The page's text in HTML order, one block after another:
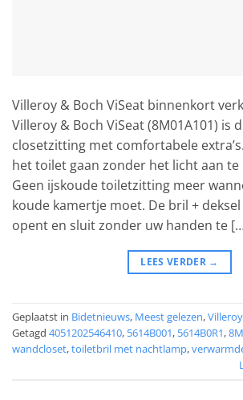
Villeroy & Boch ViSeat binnenkort
Villeroy & Boch ViSeat (8M01A101) is
closetzitting met comfortabele
het toilet gaan zonder het licht aan te
Geen ijskoude toiletzitting meer
koude kamertje moet. De bril +
opent en sluit zonder uw handen te
LEES VERDER →
Geplaatst in Bidetnieuws, Meest gelezen,
Getagd 4051202546410, 5614B001, 5614B0R1,
wandcloset,toiletbril met nachtlamp,